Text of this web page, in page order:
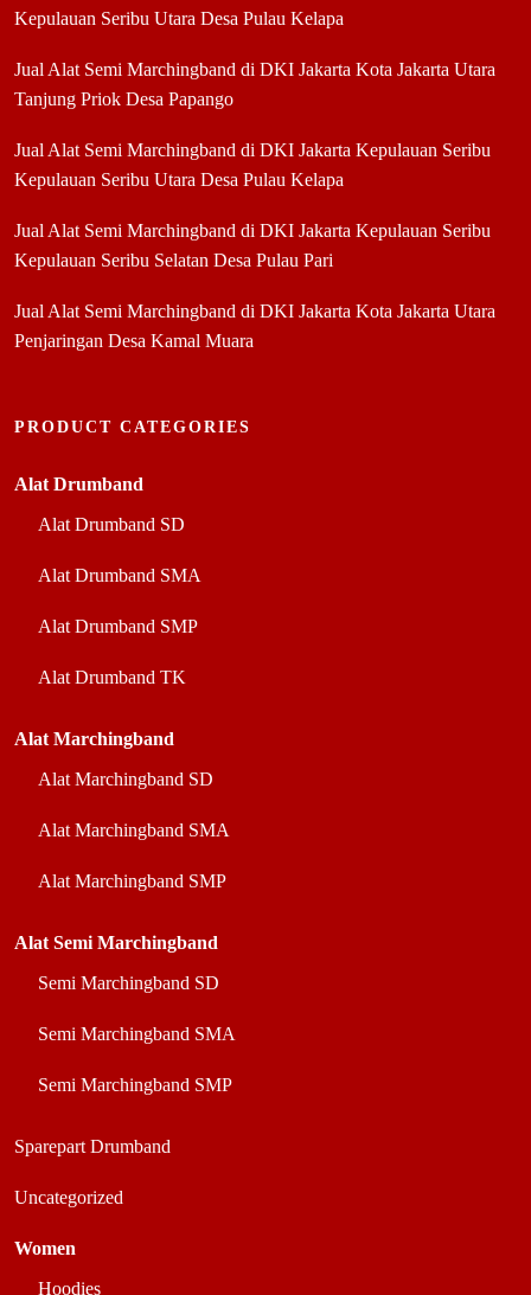
Kepulauan Seribu Utara Desa Pulau Kelapa
Jual Alat Semi Marchingband di DKI Jakarta Kota Jakarta Utara
Tanjung Priok Desa Papango
Jual Alat Semi Marchingband di DKI Jakarta Kepulauan Seribu
Kepulauan Seribu Utara Desa Pulau Kelapa
Jual Alat Semi Marchingband di DKI Jakarta Kepulauan Seribu
Kepulauan Seribu Selatan Desa Pulau Pari
Jual Alat Semi Marchingband di DKI Jakarta Kota Jakarta Utara
Penjaringan Desa Kamal Muara
PRODUCT CATEGORIES
Alat Drumband
Alat Drumband SD
Alat Drumband SMA
Alat Drumband SMP
Alat Drumband TK
Alat Marchingband
Alat Marchingband SD
Alat Marchingband SMA
Alat Marchingband SMP
Alat Semi Marchingband
Semi Marchingband SD
Semi Marchingband SMA
Semi Marchingband SMP
Sparepart Drumband
Uncategorized
Women
Hoodies